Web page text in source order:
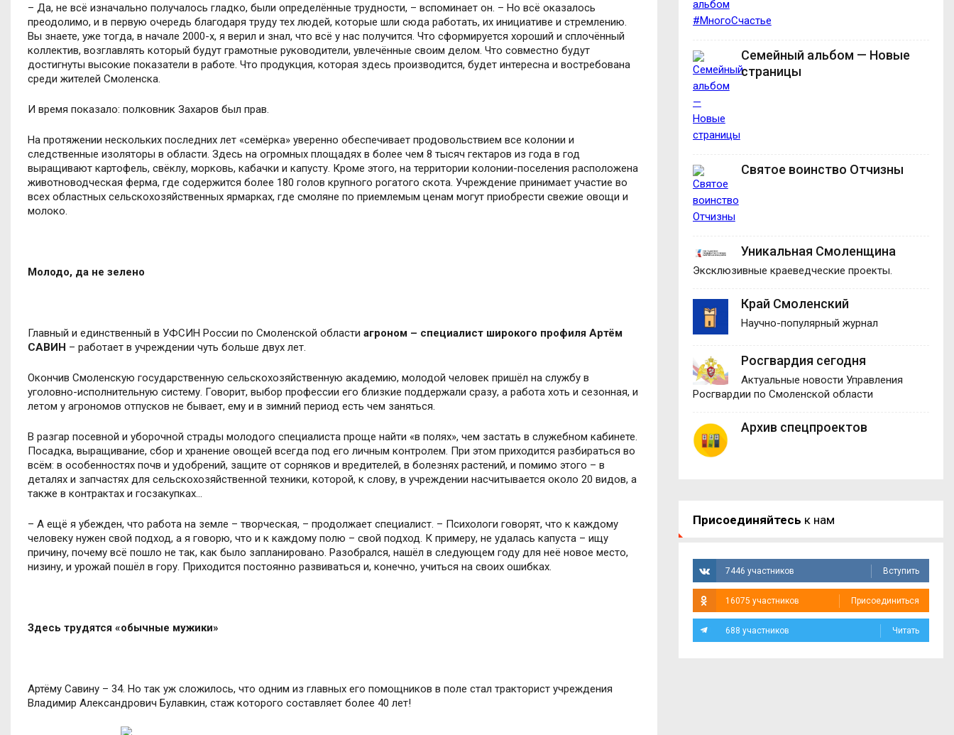
– Да, не всё изначально получалось гладко, были определённые трудности, – вспоминает он. – Но всё оказалось
преодолимо, и в первую очередь благодаря труду тех людей, которые шли сюда работать, их инициативе и стремлению.
Вы знаете, уже тогда, в начале 2000-х, я верил и знал, что всё у нас получится. Что сформируется хороший и сплочённый
коллектив, возглавлять который будут грамотные руководители, увлечённые своим делом. Что совместно будут
достигнуты высокие показатели в работе. Что продукция, которая здесь производится, будет интересна и востребована
среди жителей Смоленска.
И время показало: полковник Захаров был прав.
На протяжении нескольких последних лет «семёрка» уверенно обеспечивает продовольствием все колонии и
следственные изоляторы в области. Здесь на огромных площадях в более чем 8 тысяч гектаров из года в год
выращивают картофель, свёклу, морковь, кабачки и капусту. Кроме этого, на территории колонии-поселения расположена
животноводческая ферма, где содержится более 180 голов крупного рогатого скота. Учреждение принимает участие во
всех областных сельскохозяйственных ярмарках, где смоляне по приемлемым ценам могут приобрести свежие овощи и
молоко.
Молодо, да не зелено
Главный и единственный в УФСИН России по Смоленской области агроном – специалист широкого профиля Артём
САВИН – работает в учреждении чуть больше двух лет.
Окончив Смоленскую государственную сельскохозяйственную академию, молодой человек пришёл на службу в
уголовно-исполнительную систему. Говорит, выбор профессии его близкие поддержали сразу, а работа хоть и сезонная, и
летом у агрономов отпусков не бывает, ему и в зимний период есть чем заняться.
В разгар посевной и уборочной страды молодого специалиста проще найти «в полях», чем застать в служебном кабинете.
Посадка, выращивание, сбор и хранение овощей всегда под его личным контролем. При этом приходится разбираться во
всём: в особенностях почв и удобрений, защите от сорняков и вредителей, в болезнях растений, и помимо этого – в
деталях и запчастях для сельскохозяйственной техники, которой, к слову, в учреждении насчитывается около 20 видов, а
также в контрактах и госзакупках…
– А ещё я убежден, что работа на земле – творческая, – продолжает специалист. – Психологи говорят, что к каждому
человеку нужен свой подход, а я говорю, что и к каждому полю – свой подход. К примеру, не удалась капуста – ищу
причину, почему всё пошло не так, как было запланировано. Разобрался, нашёл в следующем году для неё новое место,
низину, и урожай пошёл в гору. Приходится постоянно развиваться и, конечно, учиться на своих ошибках.
Здесь трудятся «обычные мужики»
Артёму Савину – 34. Но так уж сложилось, что одним из главных его помощников в поле стал тракторист учреждения
Владимир Александрович Булавкин, стаж которого составляет более 40 лет!
Семейный альбом — Новые
страницы
Святое воинство Отчизны
Уникальная Смоленщина
Эксклюзивные краеведческие проекты.
Край Смоленский
Научно-популярный журнал
Росгвардия сегодня
Актуальные новости Управления
Росгвардии по Смоленской области
Архив спецпроектов
Присоединяйтесь к нам
7446 участников Вступить
16075 участников Присоединиться
688 участников Читать